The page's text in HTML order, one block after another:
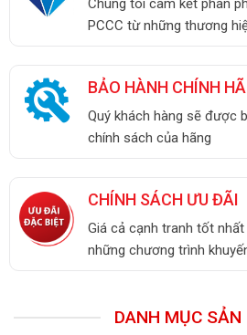
Chúng tôi cam kết phân
PCCC từ những thương
BẢO HÀNH CHÍNH
Quý khách hàng sẽ được
chính sách của hãng
CHÍNH SÁCH ƯU ĐÃI
Giá cả cạnh tranh tốt
những chương trình
DANH MỤC